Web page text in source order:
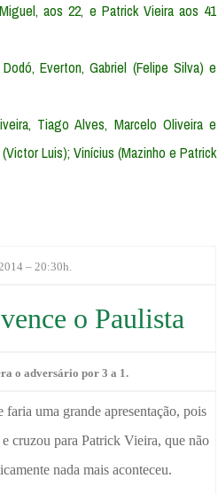
aos 22, e Patrick Vieira aos 41
Everton, Gabriel (Felipe Silva) e
Tiago Alves, Marcelo Oliveira e
Luis); Vinícius (Mazinho e Patrick
– 20:30h.
o Paulista
o adversário por 3 a 1.
uma grande apresentação, pois
cruzou para Patrick Vieira, que não
nada mais aconteceu.